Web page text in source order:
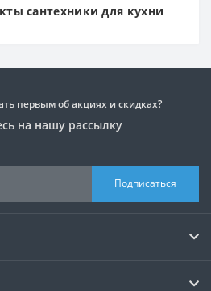
сантехники для кухни
первым об акциях и скидках?
на нашу рассылку
Подписаться